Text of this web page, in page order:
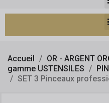
Accueil OR - ARGENT
gamme USTENSILES
SET 3 Pinceaux